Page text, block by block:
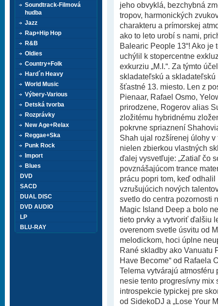
jeho obvyklá, bezchybná
tropov, harmonických
charakteru a prímorskej
ako to leto urobí s nami,
Balearic People 13“! Ako
uchýlil k stopercentne
exkurziu „M.I.“. Za týmto
skladateľskú a skladateľskú
šťastné 13. miesto. Len z
Pienaar, Rafael Osmo,
prirodzene, Rogerov alias
zložitému hybridnému
pokrvne spriaznení
Shah ujal rozšírenej úlohy
nielen zbierkou vlastných
ďalej vysvetľuje: „Zatiaľ čo
povznášajúcom trance
prácu popri tom, keď
vzrušujúcich nových
svetlo do centra pozornosti
Magic Island Deep a bolo
tieto prvky a vytvoriť ďalšiu
overenom svetle úsvitu od
melodickom, hoci úplne
Rané skladby ako Vanuatu
Have Become“ od Rafaela
Telema vytvárajú
nesie tento progresívny mix
introspekcie typickej pre
od SidekoDJ a „Lose Your
Soundtrack-Filmová
hudba
Jazz
Rap+Hip Hop
R&B
Oldies
Country+Folk
Hard´n Heavy
World Music
Výbery-Various
Detská tvorba
Rozprávky
New Age+Relax
Reggae+Ska
Punk Rock
Import
Blues
DVD
SACD
DUAL DISC
DVD AUDIO
LP
BLU-RAY